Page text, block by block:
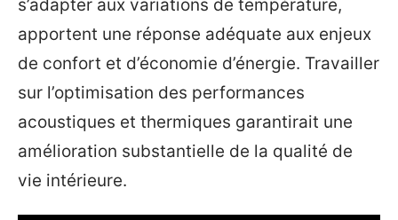
s’adapter aux variations de température,
apportent une réponse adéquate aux enjeux
de confort et d’économie d’énergie. Travailler
sur l’optimisation des performances
acoustiques et thermiques garantirait une
amélioration substantielle de la qualité de
vie intérieure.